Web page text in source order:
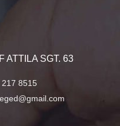
ATTILA SGT. 63
8515